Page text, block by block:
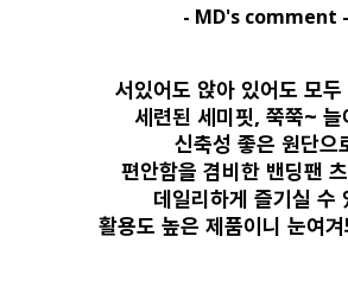
- MD's comment -
서있어도 앉아 있어도 모
세련된 세미핏, 쭉쭉~ 늘
신축성 좋은 원단으
편안함을 겸비한 밴딩팬
데일리하게 즐기실 수
활용도 높은 제품이니 눈여